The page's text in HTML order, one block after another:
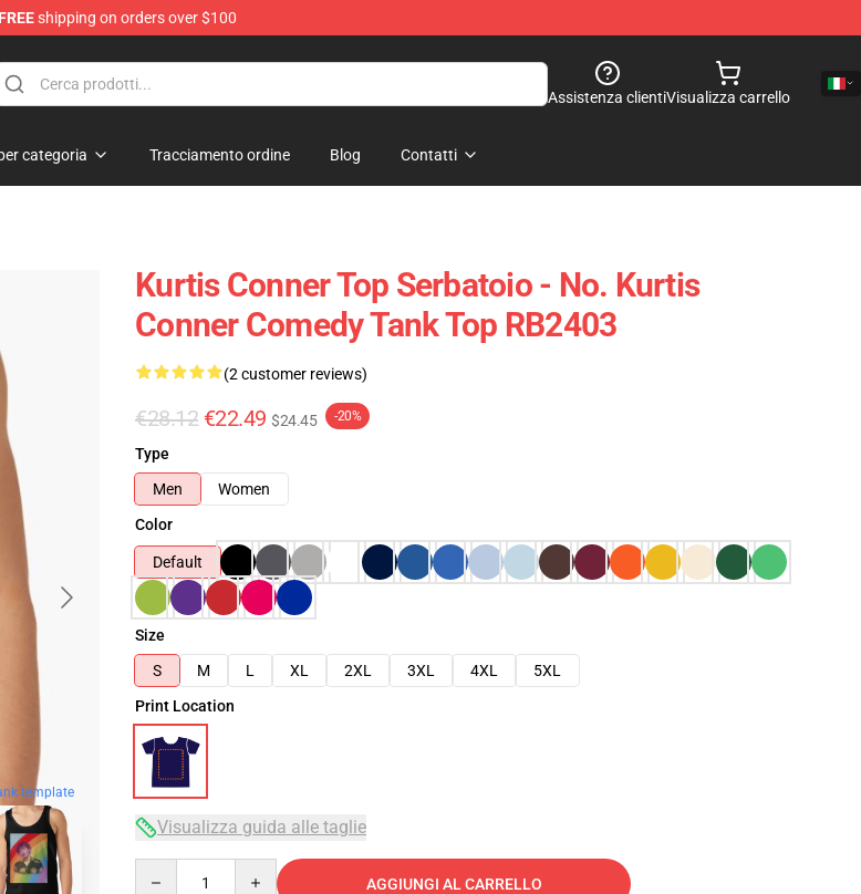
FREEshipping on orders over $100
Assistenza clientiVisualizza carrello
categoria Tracciamento ordine Blog Contatti
template
Kurtis Conner Top Serbatoio - No. Kurtis
Conner Comedy Tank Top RB2403
(2 customer reviews)
€28.12 €22.49 $24.45 -20%
Type
Men
Women
Color
Default
Size
S
M L XL 2XL 3XL 4XL
5XL
Print Location
Visualizza guida alle taglie
AGGIUNGI AL CARRELLO